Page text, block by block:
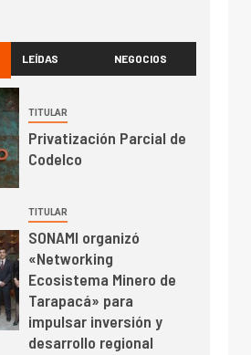
Codelco Ventanas
prueba camión 100%
eléctrico para
Puerto de San Antonio
Producción minera en
I+D
PIB minero impacta el
crecimiento regional:
Banco Central reporta
resultados dispares en
el primer trimestre
I+D
LEÍDAS NEGOCIOS
TITULAR
Privatización Parcial de
Codelco
TITULAR
SONAMI organizó
«Networking
Ecosistema Minero de
Tarapacá» para
impulsar inversión y
desarrollo regional